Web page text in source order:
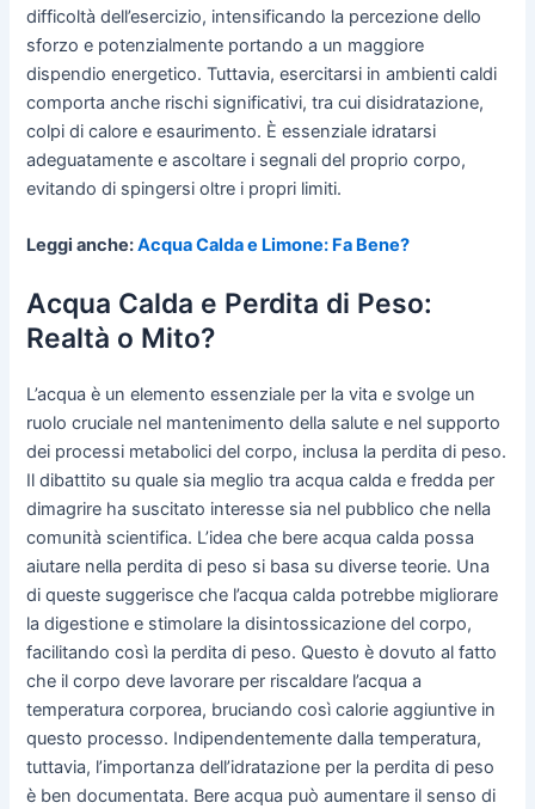
difficoltà dell’esercizio, intensificando la percezione dello
sforzo e potenzialmente portando a un maggiore
dispendio energetico. Tuttavia, esercitarsi in ambienti caldi
comporta anche rischi significativi, tra cui disidratazione,
colpi di calore e esaurimento. È essenziale idratarsi
adeguatamente e ascoltare i segnali del proprio corpo,
evitando di spingersi oltre i propri limiti.
Leggi anche:Acqua Calda e Limone: Fa Bene?
Acqua Calda e Perdita di Peso:
Realtà o Mito?
L’acqua è un elemento essenziale per la vita e svolge un
ruolo cruciale nel mantenimento della salute e nel supporto
dei processi metabolici del corpo, inclusa la perdita di peso.
Il dibattito su quale sia meglio tra acqua calda e fredda per
dimagrire ha suscitato interesse sia nel pubblico che nella
comunità scientifica. L’idea che bere acqua calda possa
aiutare nella perdita di peso si basa su diverse teorie. Una
di queste suggerisce che l’acqua calda potrebbe migliorare
la digestione e stimolare la disintossicazione del corpo,
facilitando così la perdita di peso. Questo è dovuto al fatto
che il corpo deve lavorare per riscaldare l’acqua a
temperatura corporea, bruciando così calorie aggiuntive in
questo processo. Indipendentemente dalla temperatura,
tuttavia, l’importanza dell’idratazione per la perdita di peso
è ben documentata. Bere acqua può aumentare il senso di